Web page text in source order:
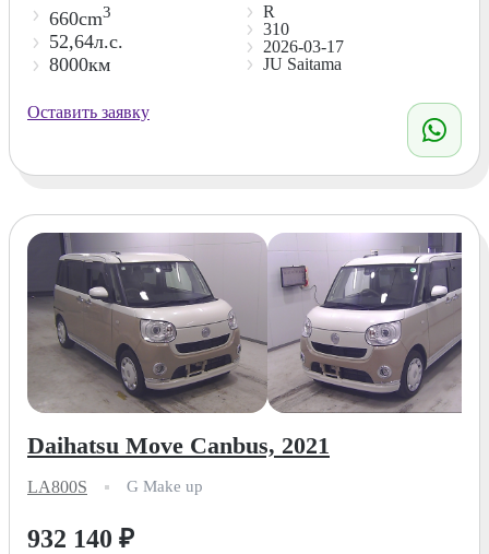
660cm3
52,64л.с.
8000км
R
310
2026-03-17
JU Saitama
Оставить заявку
Daihatsu Move Canbus, 2021
LA800S G Make up
932 140 ₽